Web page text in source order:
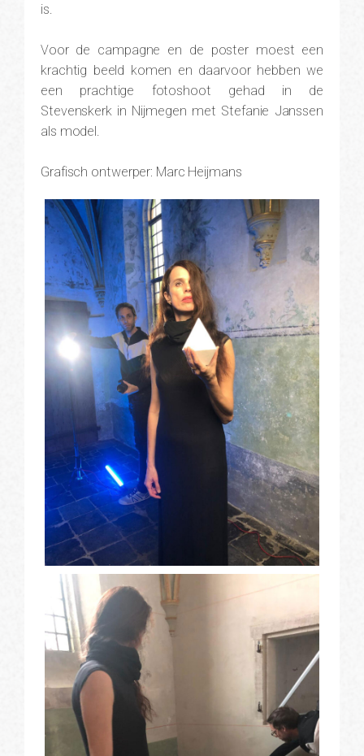
is.
Voor de campagne en de poster moest een
krachtig beeld komen en daarvoor hebben we
een prachtige fotoshoot gehad in de
Stevenskerk in Nijmegen met Stefanie Janssen
als model.
Grafisch ontwerper: Marc Heijmans